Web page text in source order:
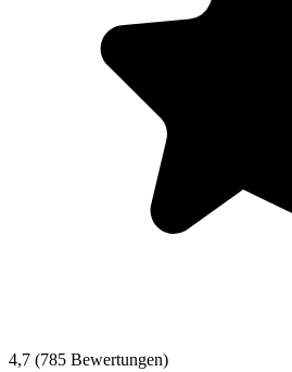
4,7 (785 Bewertungen)